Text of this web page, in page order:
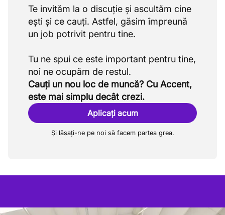
Te invităm la o discuție și ascultăm cine
ești și ce cauți. Astfel, găsim împreună
un job potrivit pentru tine.
Tu ne spui ce este important pentru tine,
Cauți un nou loc de muncă? Cu Accent,
este mai simplu decât crezi.
Aplicați acum
Și lăsați-ne pe noi să facem partea grea.